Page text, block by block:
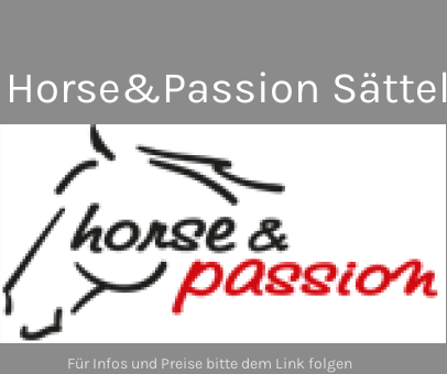
Sättel
Infos und Preise bitte dem Link folgen